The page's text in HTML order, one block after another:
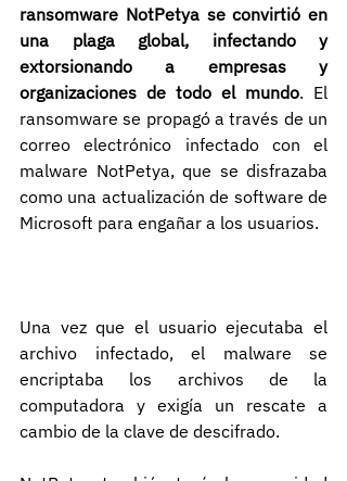
ransomware NotPetya se convirtió en
una plaga global, infectando y
extorsionando a empresas y
organizaciones de todo el mundo. El
ransomware se propagó a través de un
correo electrónico infectado con el
malware NotPetya, que se disfrazaba
como una actualización de software de
Microsoft para engañar a los usuarios.
Una vez que el usuario ejecutaba el
archivo infectado, el malware se
encriptaba los archivos de la
computadora y exigía un rescate a
cambio de la clave de descifrado.